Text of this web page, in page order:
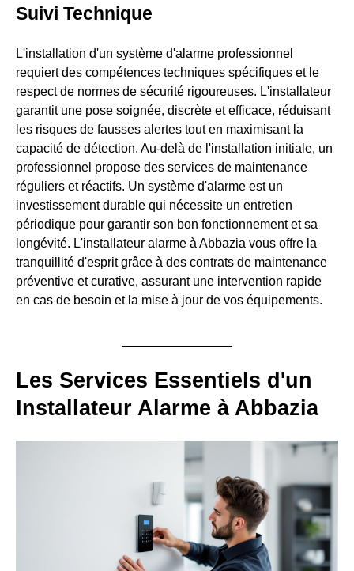
Suivi Technique
L'installation d'un système d'alarme professionnel
requiert des compétences techniques spécifiques et le
respect de normes de sécurité rigoureuses. L'installateur
garantit une pose soignée, discrète et efficace, réduisant
les risques de fausses alertes tout en maximisant la
capacité de détection. Au-delà de l'installation initiale, un
professionnel propose des services de maintenance
réguliers et réactifs. Un système d'alarme est un
investissement durable qui nécessite un entretien
périodique pour garantir son bon fonctionnement et sa
longévité. L'installateur alarme à Abbazia vous offre la
tranquillité d'esprit grâce à des contrats de maintenance
préventive et curative, assurant une intervention rapide
en cas de besoin et la mise à jour de vos équipements.
Les Services Essentiels d'un
Installateur Alarme à Abbazia